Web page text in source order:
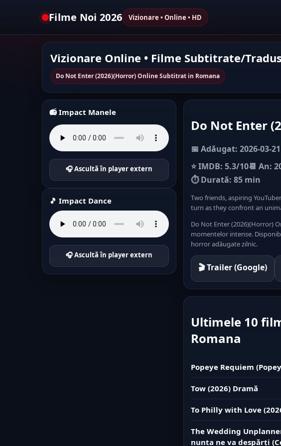
Filme Noi 2026 Vizionare • Online • HD
Vizionare Online • Filme Subtitrate/
Do Not Enter (2026)(Horror) Online Subtitrat in Romana
📻 Impact Manele
🎧 Ascultă în player extern
🎵 Impact Dance
🎧 Ascultă în player extern
Do Not Enter
📅 Adăugat: 2026-03-
⭐ IMDB: 5.3/10📆 An:
⏱ Durată: 85 min
Two friends, aspiring
turn as they confront an
Do Not Enter (2026)(Horror)
momentelor intense.
horror adăugate zilnic.
🎬 Trailer (Google)
Ultimele 10
Romana
Popeye Requiem
Tow (2026) Dramă
To Philly with Love
The Wedding
nunta ne va despărți